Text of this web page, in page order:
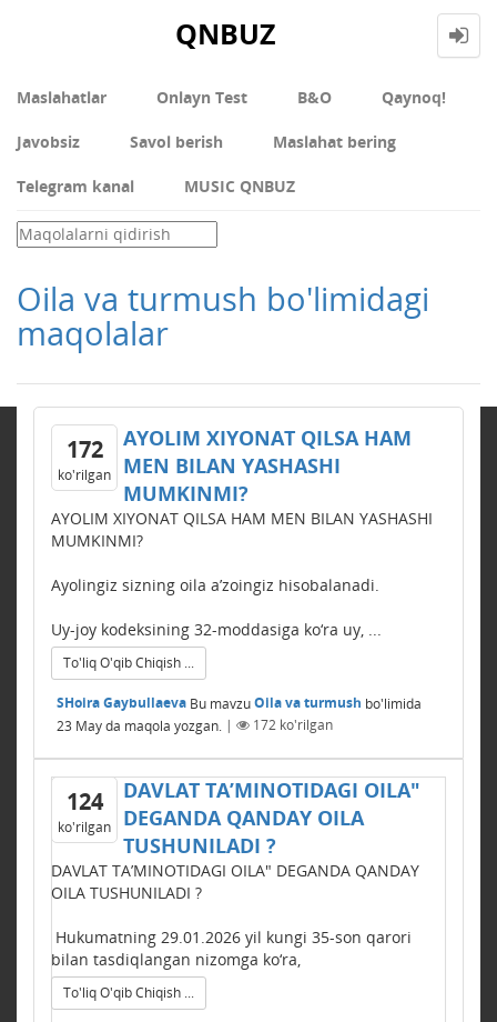
QNBUZ
Maslahatlar Onlayn Test В&О Qaynoq!
Javobsiz Savol berish Maslahat bering
Telegram kanal MUSIC QNBUZ
Oila va turmush bo'limidagi
maqolalar
172
ko'rilgan
AYOLIM XIYONAT QILSA HAM
MЕN BILAN YASHASHI
MUMKINMI?
AYOLIM XIYONAT QILSA HAM MЕN BILAN YASHASHI
MUMKINMI?
Ayolingiz sizning oila a’zoingiz hisobalanadi.
Uy-joy kodeksining 32-moddasiga ko‘ra uy, ...
To'liq O'qib Chiqish ...
SHoira Gaybullaeva Bu mavzuOila va turmush bo'limida
23 Mayda maqola yozgan. | 172 ko'rilgan
124
ko'rilgan
DAVLAT TA’MINOTIDAGI OILA"
DЕGANDA QANDAY OILA
TUSHUNILADI ?
DAVLAT TA’MINOTIDAGI OILA" DЕGANDA QANDAY
OILA TUSHUNILADI ?
Hukumatning 29.01.2026 yil kungi 35-son qarori
bilan tasdiqlangan nizomga ko‘ra,
To'liq O'qib Chiqish ...